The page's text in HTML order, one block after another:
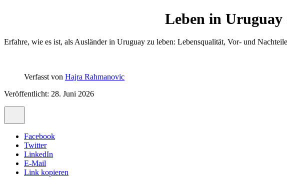
Leben in Uruguay
Erfahre, wie es ist, als Ausländer in Uruguay zu leben: Lebensqualität, Vor- und
Verfasst von Hajra Rahmanovic
Veröffentlicht: 28. Juni 2026
Facebook
Twitter
LinkedIn
E-Mail
Link kopieren